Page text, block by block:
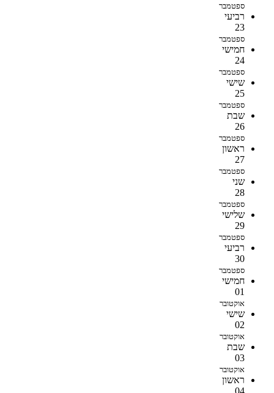
ספטמבר
רביעי
23
ספטמבר
חמישי
24
ספטמבר
שישי
25
ספטמבר
שבת
26
ספטמבר
ראשון
27
ספטמבר
שני
28
ספטמבר
שלישי
29
ספטמבר
רביעי
30
ספטמבר
חמישי
01
אוקטובר
שישי
02
אוקטובר
שבת
03
אוקטובר
ראשון
04